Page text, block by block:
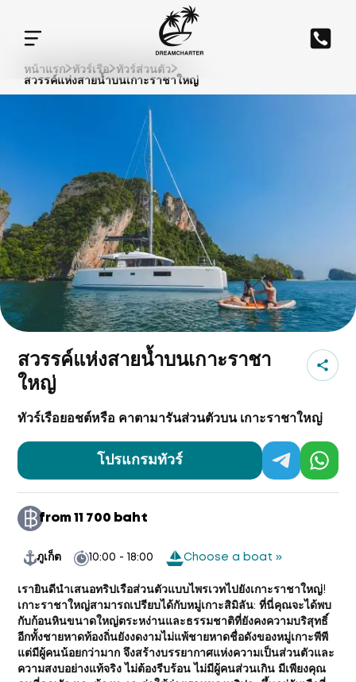
หน้าแรก ทัวร์เรือ
ทัวร์ส่วนตัว
สวรรค์แห่งสายน้ำบนเกาะราชาใหญ่
สวรรค์แห่งสายน้ำบนเกาะราชา
ใหญ่
ทัวร์เรือยอชต์หรือ คาตามารันส่วนตัวบน เกาะราชาใหญ่
โปรแกรมทัวร์
from 11 700 baht
ภูเก็ต 10:00 - 18:00 Choose a boat »
เรายินดีนำเสนอทริปเรือส่วนตัวแบบไพรเวทไปยังเกาะราชาใหญ่!
เกาะราชาใหญ่สามารถเปรียบได้กับหมู่เกาะสิมิลัน: ที่นี่คุณจะได้พบ
กับก้อนหินขนาดใหญ่ตระหง่านและธรรมชาติที่ยังคงความบริสุทธิ์
อีกทั้งชายหาดท้องถิ่นยังงดงามไม่แพ้ชายหาดชื่อดังของหมู่เกาะพีพี
แต่มีผู้คนน้อยกว่ามาก จึงสร้างบรรยากาศแห่งความเป็นส่วนตัวและ
ความสงบอย่างแท้จริง ไม่ต้องรีบร้อน ไม่มีผู้คนส่วนเกิน มีเพียงคุณ